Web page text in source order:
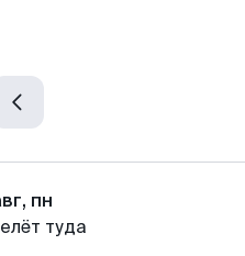
пн
туда